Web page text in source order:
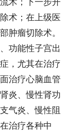
术；在上级医
肿瘤切除术。
功能性子宫出
，尤其在治疗
治疗心脑血管
炎、慢性肾功
气炎、慢性阻
治疗各种中